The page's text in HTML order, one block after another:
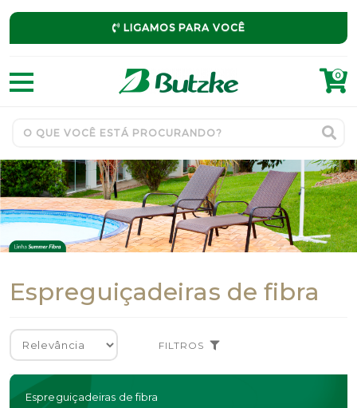
LIGAMOS PARA VOCÊ
0
Espreguiçadeiras de fibra
FILTROS
Espreguiçadeiras de fibra